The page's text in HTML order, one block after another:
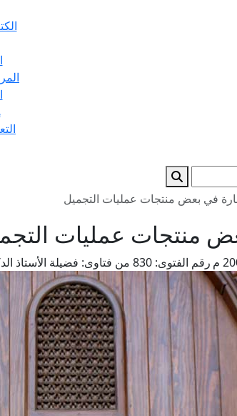
في بعض منتجات عمليات التجميل
منتجات عمليات
رقم الفتوى: 830 من فتاوى: فضيلة الأستاذ